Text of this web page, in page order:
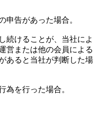
申告があった場合。
続けることが、当社によ
営または他の会員による
あると当社が判断した場
為を行った場合。